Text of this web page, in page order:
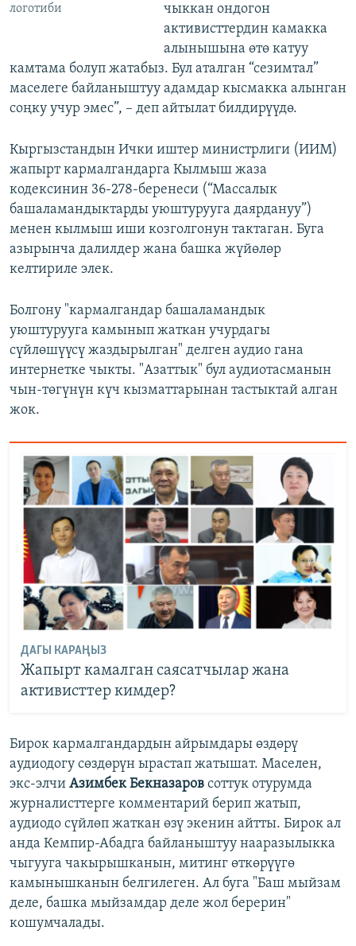
логотиби
чыккан ондогон
активисттердин камакка
алынышына өтө катуу
камтама болуп жатабыз. Бул аталган “сезимтал”
маселеге байланыштуу адамдар кысмакка алынган
соңку учур эмес”, – деп айтылат билдирүүдө.
Кыргызстандын Ички иштер министрлиги (ИИМ)
жапырт кармалгандарга Кылмыш жаза
кодексинин 36-278-беренеси (“Массалык
башаламандыктарды уюштурууга даярдануу”)
менен кылмыш иши козголгонун тактаган. Буга
азырынча далилдер жана башка жүйөлөр
келтириле элек.
Болгону "кармалгандар башаламандык
уюштурууга камынып жаткан учурдагы
сүйлөшүүсү жаздырылган" делген аудио гана
интернетке чыкты. "Азаттык" бул аудиотасманын
чын-төгүнүн күч кызматтарынан тастыктай алган
жок.
ДАГЫ КАРАҢЫЗ
Жапырт камалган саясатчылар жана
активисттер кимдер?
Бирок кармалгандардын айрымдары өздөрү
аудиодогу сөздөрүн ырастап жатышат. Маселен,
экс-элчи Азимбек Бекназаров соттук отурумда
журналисттерге комментарий берип жатып,
аудиодо сүйлөп жаткан өзү экенин айтты. Бирок ал
анда Кемпир-Абадга байланыштуу нааразылыкка
чыгууга чакырышканын, митинг өткөрүүгө
камынышканын белгилеген. Ал буга "Баш мыйзам
деле, башка мыйзамдар деле жол берерин"
кошумчалады.